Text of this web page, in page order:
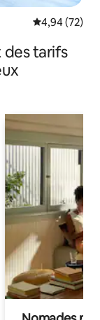
Évaluation
4,94 (72)
tarifs